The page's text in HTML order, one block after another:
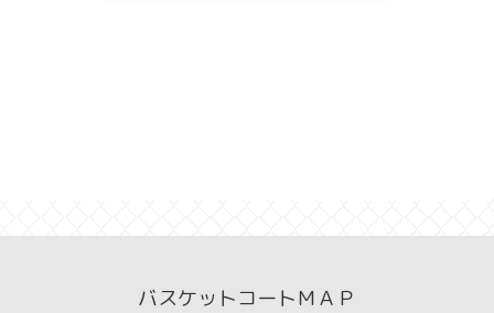
バスケットコートＭＡＰ